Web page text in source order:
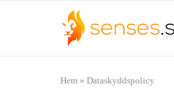
Hem » Dataskyddspolicy